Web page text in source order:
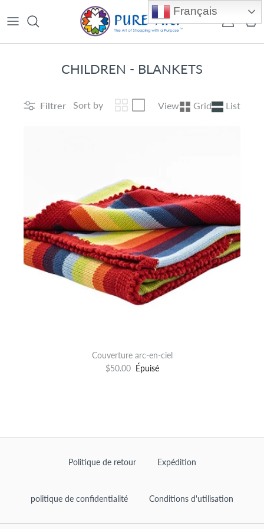
Compte
CHILDREN - BLANKETS
Filtrer Sort by View Grid List
Couverture arc-en-ciel
$50.00 Épuisé
Politique de retour Expédition
politique de confidentialité Conditions d'utilisation
Français